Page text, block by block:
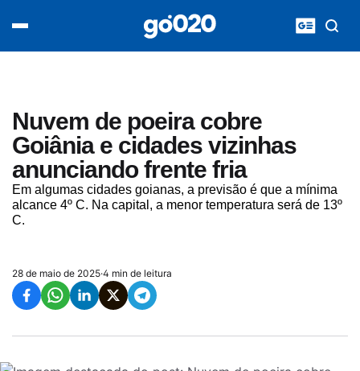
Nuvem de poeira cobre
Goiânia e cidades vizinhas
anunciando frente fria
Em algumas cidades goianas, a previsão é que a mínima
alcance 4º C. Na capital, a menor temperatura será de 13º
C.
28 de maio de 2025·4 min de leitura
acontece agora
entretenimento
vídeos
pod020